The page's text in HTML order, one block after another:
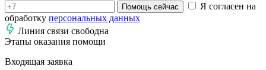
Помощь сейчас
Я согласен на
обработку персональных данных
Линия связи свободна
Этапы оказания помощи
Входящая заявка